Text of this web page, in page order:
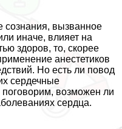
сознания, вызванное
иначе, влияет на
здоров, то, скорее
анестетиков
Но есть ли повод
сердечные
возможен ли
сердца.